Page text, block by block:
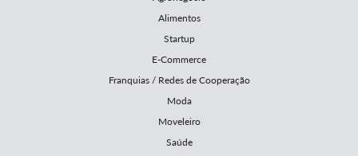
Alimentos
Startup
E-Commerce
Franquias / Redes de Cooperação
Moda
Moveleiro
Saúde